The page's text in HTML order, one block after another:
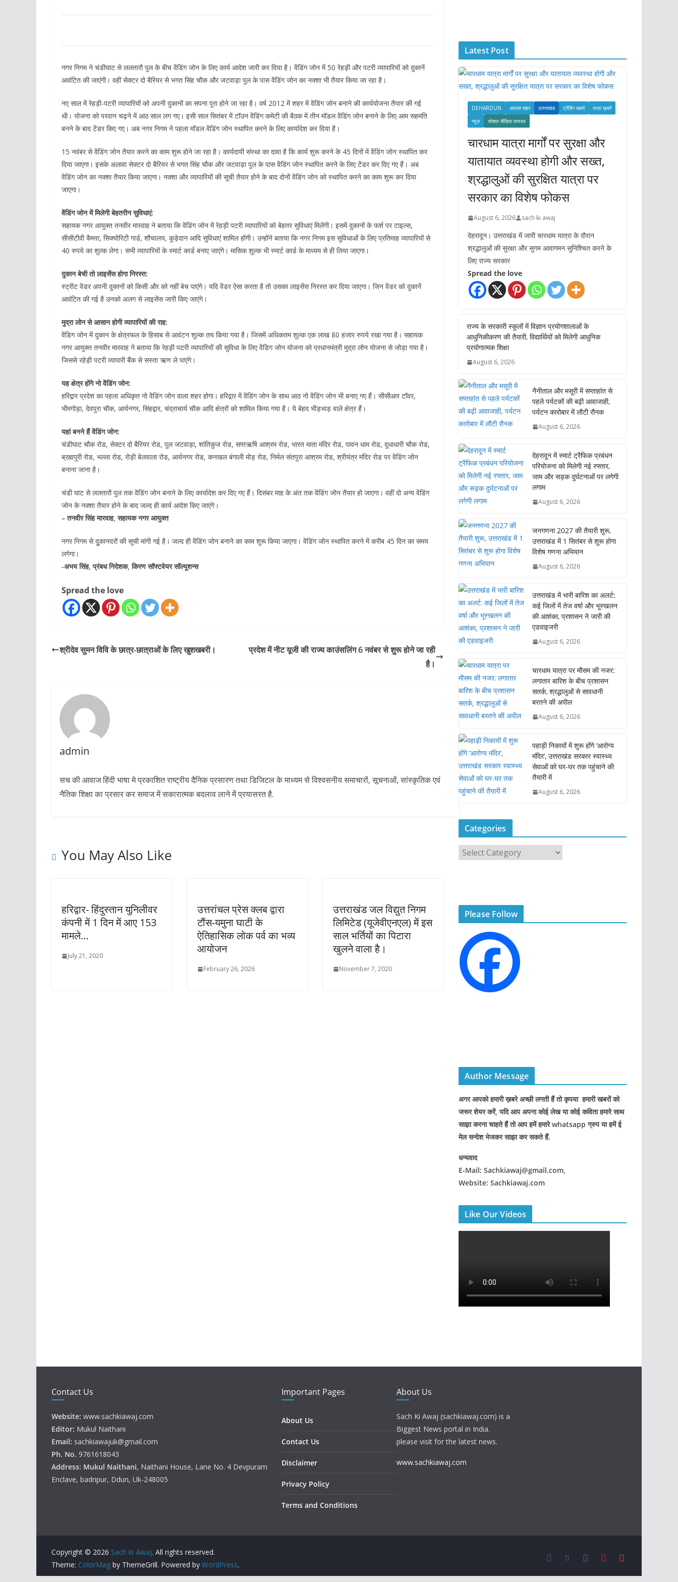
नगर निगम ने चंडीघाट से ललतारौ पुल के बीच वेंडिंग जोन के लिए कार्य आदेश जारी कर दिया है। वेंडिंग जोन में 50 रेहड़ी और पटरी व्यापारियों को दुकानें
आवंटित की जाएंगी। वहीं सेक्टर दो बैरियर से भगत सिंह चौक और जटवाड़ा पुल के पास वेंडिंग जोन का नक्शा भी तैयार किया जा रहा है।
नए साल में रेहड़ी-पटरी व्यापारियों को अपनी दुकानों का सपना पूरा होने जा रहा है। वर्ष 2012 में शहर में वेंडिंग जोन बनाने की कार्ययोजना तैयार की गई
थी। योजना को परवान चढ़ने में आठ साल लग गए। इसी साल सितंबर में टॉउन वेंडिंग कमेटी की बैठक में तीन मॉडल वेंडिंग जोन बनाने के लिए आम सहमति
बनने के बाद टेंडर किए गए। अब नगर निगम ने पहला मॉडल वेंडिंग जोन स्थापित करने के लिए कार्यादेश कर दिया है।
15 नवंबर से वेंडिंग जोन तैयार करने का काम शुरू होने जा रहा है। कार्यदायी संस्था का दावा है कि कार्य शुरू करने के 45 दिनों में वेंडिंग जोन स्थापित कर
दिया जाएगा। इसके अलावा सेक्टर दो बैरियर से भगत सिंह चौक और जटवाड़ा पुल के पास वेंडिंग जोन स्थापित करने के लिए टेंडर कर दिए गए हैं। अब
वेंडिंग जोन का नक्शा तैयार किया जाएगा। नक्शा और व्यापारियों की सूची तैयार होने के बाद दोनों वेंडिंग जोन को स्थापित करने का काम शुरू कर दिया
जाएगा।
वेंडिंग जोन में मिलेगी बेहतरीन सुविधाएं:
सहायक नगर आयुक्त तनवीर मारवाह ने बताया कि वेंडिंग जोन में रेहड़ी पटरी व्यापारियों को बेहतर सुविधाएं मिलेंगी। इसमें दुकानों के फर्श पर टाइल्स,
सीसीटीवी कैमरा, सिक्योरिटी गार्ड, शौचालय, कूड़ेदान आदि सुविधाएं शामिल होंगी। उन्होंने बताया कि नगर निगम इस सुविधाओं के लिए प्रतिमाह व्यापारियों से
40 रुपये का शुल्क लेगा। सभी व्यापारियों के स्मार्ट कार्ड बनाए जाएंगे। मासिक शुल्क भी स्मार्ट कार्ड के माध्यम से ही लिया जाएगा।
दुकान बेची तो लाइसेंस होगा निरस्त:
स्ट्रीट वेंडर अपनी दुकानों को किसी और को नहीं बेच पाएंगे। यदि वेंडर ऐसा करता है तो उसका लाइसेंस निरस्त कर दिया जाएगा। जिन वेंडर को दुकानें
आवंटित की गई है उनको अलग से लाइसेंस जारी किए जाएंगे।
मुद्रा लोन से आसान होगी व्यापारियों की राह:
वेंडिग जोन में दुकान के क्षेत्रफल के हिसाब से आवंटन शुल्क तय किया गया है। जिसमें अधिकतम शुल्क एक लाख 80 हजार रुपये रखा गया है। सहायक
नगर आयुक्त तनवीर मारवाह ने बताया कि रेहड़ी पटरी व्यापारियों की सुविधा के लिए वेंडिग जोन योजना को प्रधानमंत्री मुद्रा लोन योजना से जोड़ा गया है।
जिससे रहेड़ी पटरी व्यापारी बैंक से सस्ता ऋण ले पाएंगे।
यह क्षेत्र होंगे नो वेंडिंग जोन:
हरिद्वार प्रदेश का पहला अधिकृत नो वेंडिंग जोन वाला शहर होगा। हरिद्वार में वेंडिंग जोन के साथ आठ नो वेंडिंग जोन भी बनाए गए हैं। सीसीआर टॉवर,
भीमगोड़ा, देवपुरा चौक, आर्यनगर, सिंहद्वार, चंद्राचार्य चौक आदि क्षेत्रों को शामिल किया गया है। ये बेहद भीड़भाड़ वाले क्षेत्र हैं।
यहां बनने हैं वेंडिंग जोन:
चंडीघाट चौक रोड, सेक्टर दो बैरियर रोड, पुल जटवाड़ा, शांतिकुज रोड, सप्तऋषि आश्रम रोड, भारत माता मंदिर रोड, पावन धाम रोड, दूधाधारी चौक रोड,
ब्रह्मपुरी रोड, भल्ला रोड, रोड़ी बेलवाला रोड, आर्यनगर रोड, कनखल बंगाली मोड़ रोड, निर्मल संतपुरा आश्रम रोड, श्रीयंत्र मंदिर रोड पर वेंडिंग जोन
बनाना जाना है।
चंडी घाट से ललतारौ पुल तक वेंडिंग जोन बनाने के लिए कार्यादेश कर दिए गए हैं। दिसंबर माह के अंत तक वेंडिंग जोन तैयार हो जाएगा। वहीं दो अन्य वेंडिंग
जोन के नक्शा तैयार होने के बाद जल्द ही कार्य आदेश किए जाएंगे।
– तनवीर सिंह मारवाह, सहायक नगर आयुक्त
नगर निगम से दुुकानदरों की सूची मांगी गई है। जल्द ही वेंडिंग जोन बनाने का काम शुरू किया जाएगा। वेंडिंग जोन स्थापित करने में करीब 45 दिन का समय
लगेगा।
-अभय सिंह, प्रंबध निदेशक, किरण सॉफ्टवेयर सॉल्यूशन्स
Spread the love
श्रीदेव सुमन विवि के छात्र-छात्राओं के लिए खुशखबरी।
प्रदेश में नीट यूजी की राज्य काउंसलिंग 6 नवंबर से शुरू होने जा रही
है।
admin
सच की आवाज हिंदी भाषा मे प्रकाशित राष्ट्रीय दैनिक प्रसारण तथा डिजिटल के माध्यम से विश्वसनीय समाचारों, सूचनाओं, सांस्कृतिक एवं
नैतिक शिक्षा का प्रसार कर समाज में सकारात्मक बदलाव लाने में प्रयासरत है.
You May Also Like
हरिद्वार- हिंदुस्तान युनिलीवर
कंपनी में 1 दिन में आए 153
मामले…
July 21, 2020
उत्तरांचल प्रेस क्लब द्वारा
टौंस-यमुना घाटी के
ऐतिहासिक लोक पर्व का भव्य
आयोजन
February 26, 2026
उत्तराखंड जल विद्युत निगम
लिमिटेड (यूजेवीएनएल) में इस
साल भर्तियों का पिटारा
खुलने वाला है।
November 7, 2020
e
s
Latest Post
DEHARDUN आपका शहर उत्तराखंड ट्रेंडिंग खबरें
ताज़ा ख़बरें
न्यूज़
सोशल मीडिया वायरल
चारधाम यात्रा मार्गों पर सुरक्षा और
यातायात व्यवस्था होगी और सख्त,
श्रद्धालुओं की सुरक्षित यात्रा पर
सरकार का विशेष फोकस
August 6, 2026 sach ki awaj
देहरादून। उत्तराखंड में जारी चारधाम यात्रा के दौरान
श्रद्धालुओं की सुरक्षा और सुगम आवागमन सुनिश्चित करने के
लिए राज्य सरकार
Spread the love
राज्य के सरकारी स्कूलों में विज्ञान प्रयोगशालाओं के
आधुनिकीकरण की तैयारी, विद्यार्थियों को मिलेगी आधुनिक
प्रयोगात्मक शिक्षा
August 6, 2026
नैनीताल और मसूरी में सप्ताहांत से
पहले पर्यटकों की बढ़ी आवाजाही,
पर्यटन कारोबार में लौटी रौनक
August 6, 2026
देहरादून में स्मार्ट ट्रैफिक प्रबंधन
परियोजना को मिलेगी नई रफ्तार,
जाम और सड़क दुर्घटनाओं पर लगेगी
लगाम
August 6, 2026
जनगणना 2027 की तैयारी शुरू,
उत्तराखंड में 1 सितंबर से शुरू होगा
विशेष गणना अभियान
August 6, 2026
उत्तराखंड में भारी बारिश का अलर्ट:
कई जिलों में तेज वर्षा और भूस्खलन
की आशंका, प्रशासन ने जारी की
एडवाइजरी
August 6, 2026
चारधाम यात्रा पर मौसम की नजर:
लगातार बारिश के बीच प्रशासन
सतर्क, श्रद्धालुओं से सावधानी
बरतने की अपील
August 6, 2026
पहाड़ी निकायों में शुरू होंगे ‘आरोग्य
मंदिर’, उत्तराखंड सरकार स्वास्थ्य
सेवाओं को घर-घर तक पहुंचाने की
तैयारी में
August 6, 2026
Categories
a
r
e
s
Please Follow
Author Message
अगर आपको हमारी ख़बरे अच्छी लगती हैं तो कृपया हमारी खबरों को
जरूर शेयर करें, यदि आप अपना कोई लेख या कोई कविता हमारे साथ
साझा करना चाहते हैं तो आप हमें हमारे whatsapp ग्रुप या हमें ई
मेल सन्देश भेजकर साझा कर सकते हैं.
धन्यवाद
E-Mail: Sachkiawaj@gmail.com,
Website: Sachkiawaj.com
Like Our Videos
Contact Us
Website: www.sachkiawaj.com
Editor: Mukul Naithani
Email: sachkiawajuk@gmail.com
Ph. No. 9761618043
Address: Mukul Naithani, Naithani House, Lane No. 4 Devpuram
Enclave, badripur, Ddun, Uk-248005
Important Pages
About Us
Contact Us
Disclaimer
Privacy Policy
Terms and Conditions
About Us
Sach Ki Awaj (sachkiawaj.com) is a
Biggest News portal in India.
please visit for the latest news.
www.sachkiawaj.com
Copyright © 2026 Sach ki Awaj. All rights reserved.
Theme: ColorMag by ThemeGrill. Powered by WordPress.